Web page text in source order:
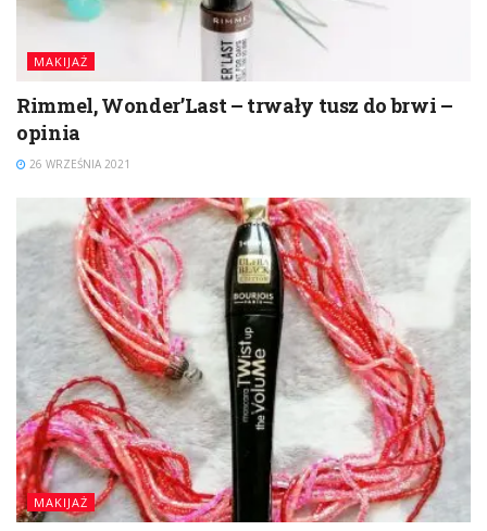
MAKIJAŻ
Rimmel, Wonder’Last – trwały tusz do brwi –
opinia
26 WRZEŚNIA 2021
MAKIJAŻ